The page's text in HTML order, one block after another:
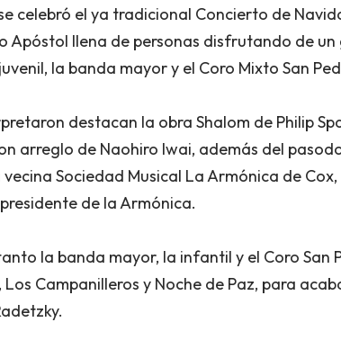
celebró el ya tradicional Concierto de
Apóstol llena de personas disfrutando de
la banda mayor y el Coro Mixto San
destacan la obra Shalom de Philip
arreglo de Naohiro Iwai, además del
Sociedad Musical La Armónica de
de la Armónica.
la banda mayor, la infantil y el Coro San
Campanilleros y Noche de Paz, para